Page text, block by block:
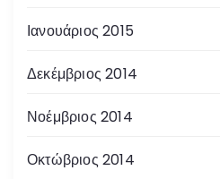
Ιανουάριος 2015
Δεκέμβριος 2014
Νοέμβριος 2014
Οκτώβριος 2014